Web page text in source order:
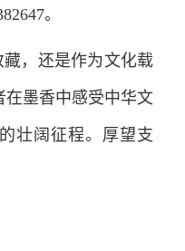
。
，还是作为文化载
墨香中感受中华文
壮阔征程。厚望支